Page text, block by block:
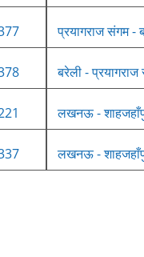
प्रयागराज संगम -
बरेली -
लखनऊ -
लखनऊ -